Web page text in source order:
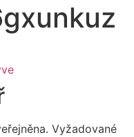
Vyžadované